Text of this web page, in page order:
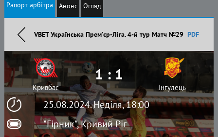
Рапорт арбітра Анонс Огляд
VBET Українська Премʼєр-Ліга. 4-й тур Матч №29 PDF
25.08.2024. Неділя, 18:00
"Гірник", Кривий Ріг
Кривбас
1 : 1
Інгулець